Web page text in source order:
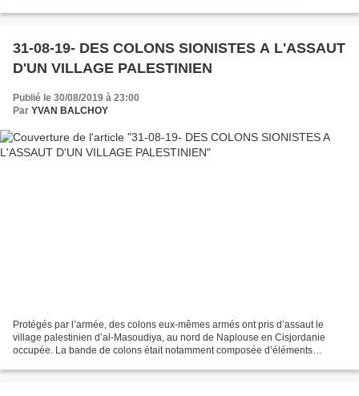
MASCULIN, HETEROSEXUELLE...
31-08-19- DES COLONS SIONISTES A L'ASSAUT
D'UN VILLAGE PALESTINIEN
Publié le 30/08/2019 à 23:00
Par YVAN BALCHOY
Protégés par l’armée, des colons eux-mêmes armés ont pris d’assaut le
village palestinien d’al-Masoudiya, au nord de Naplouse en Cisjordanie
occupée. La bande de colons était notamment composée d’éléments